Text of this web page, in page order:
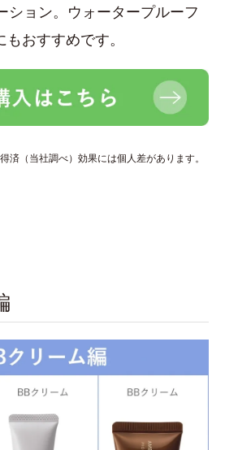
ション。ウォータープルーフ
おすすめです。
済（当社調べ）効果には個人差があります。